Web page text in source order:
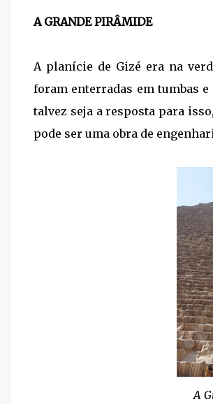
A GRANDE PIRÂMIDE
A planície de Gizé era na
foram enterradas em tumbas
talvez seja a resposta para
pode ser uma obra de
A